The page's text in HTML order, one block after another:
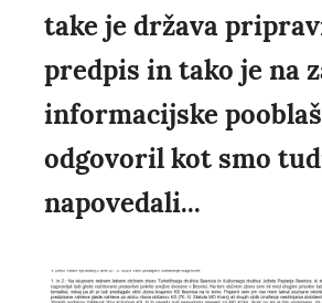
take je država
predpis in tako je na
informacijske
odgovoril kot smo
napovedali...